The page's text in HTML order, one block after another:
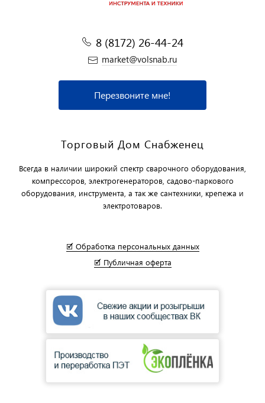
8 (8172) 26-44-24
market@volsnab.ru
Перезвоните мне!
Торговый Дом Снабженец
Всегда в наличии широкий спектр сварочного оборудования,
компрессоров, электрогенераторов, садово-паркового
оборудования, инструмента, а так же сантехники, крепежа и
электротоваров.
🗹 Обработка персональных данных
🗹 Публичная оферта